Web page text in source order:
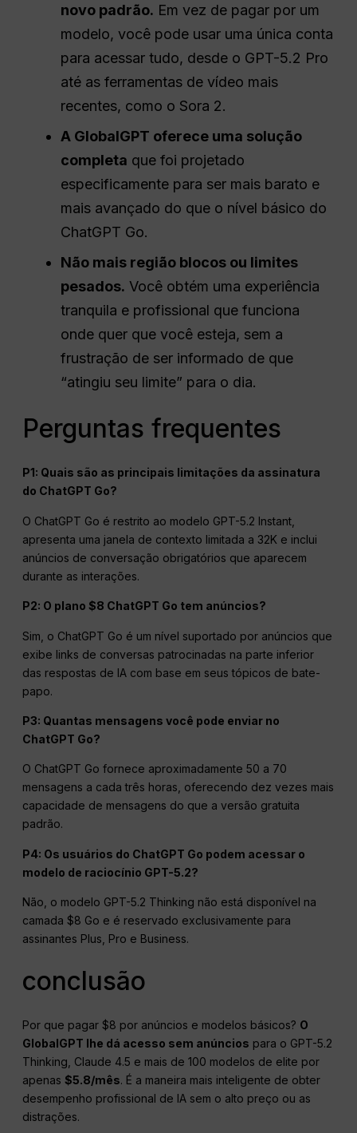
novo padrão. Em vez de pagar por um
modelo, você pode usar uma única conta
para acessar tudo, desde o GPT-5.2 Pro
até as ferramentas de vídeo mais
recentes, como o Sora 2.
A GlobalGPT oferece uma solução
completa que foi projetado
especificamente para ser mais barato e
mais avançado do que o nível básico do
ChatGPT Go.
Não mais região blocos ou limites
pesados. Você obtém uma experiência
tranquila e profissional que funciona
onde quer que você esteja, sem a
frustração de ser informado de que
“atingiu seu limite” para o dia.
Perguntas frequentes
P1: Quais são as principais limitações da assinatura
do ChatGPT Go?
O ChatGPT Go é restrito ao modelo GPT-5.2 Instant,
apresenta uma janela de contexto limitada a 32K e inclui
anúncios de conversação obrigatórios que aparecem
durante as interações.
P2: O plano $8 ChatGPT Go tem anúncios?
Sim, o ChatGPT Go é um nível suportado por anúncios que
exibe links de conversas patrocinadas na parte inferior
das respostas de IA com base em seus tópicos de bate-
papo.
P3: Quantas mensagens você pode enviar no
ChatGPT Go?
O ChatGPT Go fornece aproximadamente 50 a 70
mensagens a cada três horas, oferecendo dez vezes mais
capacidade de mensagens do que a versão gratuita
padrão.
P4: Os usuários do ChatGPT Go podem acessar o
modelo de raciocínio GPT-5.2?
Não, o modelo GPT-5.2 Thinking não está disponível na
camada $8 Go e é reservado exclusivamente para
assinantes Plus, Pro e Business.
conclusão
Por que pagar $8 por anúncios e modelos básicos? O
GlobalGPT lhe dá acesso sem anúncios para o GPT-5.2
Thinking, Claude 4.5 e mais de 100 modelos de elite por
apenas$5.8/mês. É a maneira mais inteligente de obter
desempenho profissional de IA sem o alto preço ou as
distrações.